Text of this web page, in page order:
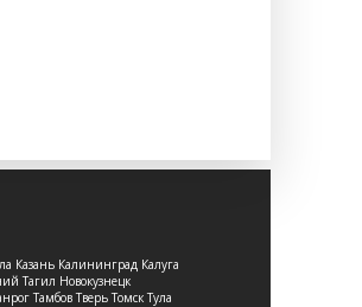
Казань Калининград Калуга
Тагил Новокузнецк
Тамбов Тверь Томск Тула